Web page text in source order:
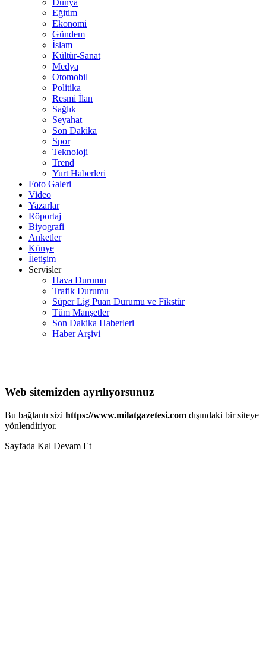
Eğitim
Ekonomi
Gündem
İslam
Kültür-Sanat
Medya
Otomobil
Politika
Resmi İlan
Sağlık
Seyahat
Son Dakika
Spor
Teknoloji
Trend
Yurt Haberleri
Foto Galeri
Video
Yazarlar
Röportaj
Biyografi
Anketler
Künye
İletişim
Servisler
Hava Durumu
Trafik Durumu
Süper Lig Puan Durumu ve Fikstür
Tüm Manşetler
Son Dakika Haberleri
Haber Arşivi
Web sitemizden ayrılıyorsunuz
Bu bağlantı sizi https://www.milatgazetesi.com dışındaki bir siteye
yönlendiriyor.
Sayfada Kal Devam Et